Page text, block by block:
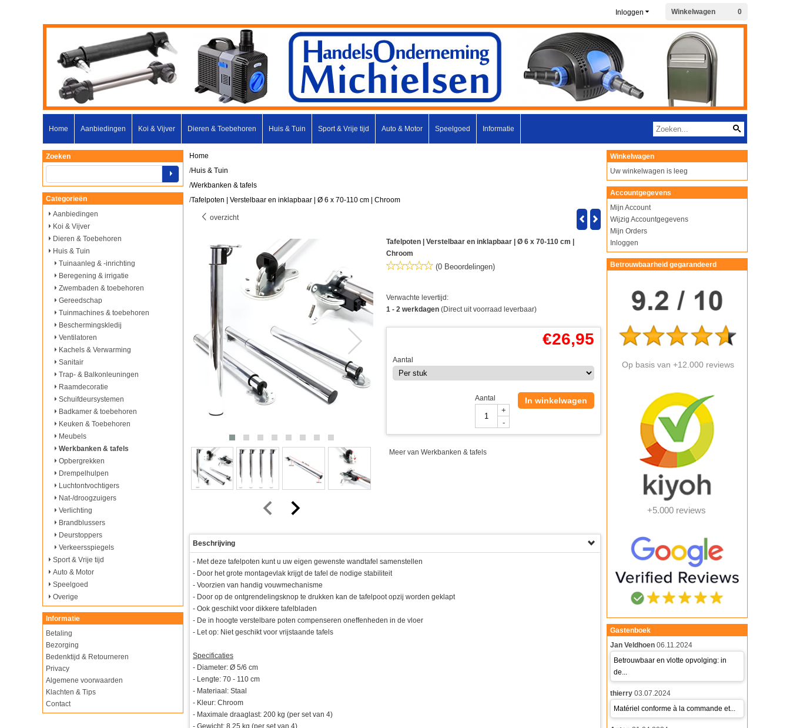
Winkelwagen 0
Inloggen
Home Aanbiedingen Koi & Vijver Dieren & Toebehoren Huis & Tuin Sport & Vrije tijd Auto & Motor Speelgoed Informatie
Zoeken
Categorieën
Aanbiedingen
Koi & Vijver
Dieren & Toebehoren
Huis & Tuin
Tuinaanleg & -inrichting
Beregening & irrigatie
Zwembaden & toebehoren
Gereedschap
Tuinmachines & toebehoren
Beschermingskledij
Ventilatoren
Kachels & Verwarming
Sanitair
Trap- & Balkonleuningen
Raamdecoratie
Schuifdeursystemen
Badkamer & toebehoren
Keuken & Toebehoren
Meubels
Werkbanken & tafels
Opbergrekken
Drempelhulpen
Luchtontvochtigers
Nat-/droogzuigers
Verlichting
Brandblussers
Deurstoppers
Verkeersspiegels
Sport & Vrije tijd
Auto & Motor
Speelgoed
Overige
Informatie
Betaling
Bezorging
Bedenktijd & Retourneren
Privacy
Algemene voorwaarden
Klachten & Tips
Contact
Home
/Huis & Tuin
/Werkbanken & tafels
/Tafelpoten | Verstelbaar en inklapbaar | Ø 6 x 70-110 cm | Chroom
overzicht
Tafelpoten | Verstelbaar en inklapbaar | Ø 6 x 70-110 cm |
Chroom
(0 Beoordelingen)
Verwachte levertijd:
1 - 2 werkdagen (Direct uit voorraad leverbaar)
€26,95
Aantal
Aantal
+
-
In winkelwagen
Meer van Werkbanken & tafels
Beschrijving
- Met deze tafelpoten kunt u uw eigen gewenste wandtafel samenstellen
- Door het grote montagevlak krijgt de tafel de nodige stabiliteit
- Voorzien van handig vouwmechanisme
- Door op de ontgrendelingsknop te drukken kan de tafelpoot opzij worden geklapt
- Ook geschikt voor dikkere tafelbladen
- De in hoogte verstelbare poten compenseren oneffenheden in de vloer
- Let op: Niet geschikt voor vrijstaande tafels
Specificaties
- Diameter: Ø 5/6 cm
- Lengte: 70 - 110 cm
- Materiaal: Staal
- Kleur: Chroom
- Maximale draaglast: 200 kg (per set van 4)
- Gewicht: 8,25 kg (per set van 4)
Winkelwagen
Uw winkelwagen is leeg
Accountgegevens
Mijn Account
Wijzig Accountgegevens
Mijn Orders
Inloggen
Betrouwbaarheid gegarandeerd
Op basis van +12.000 reviews
+5.000 reviews
Gastenboek
Jan Veldhoen 06.11.2024
Betrouwbaar en vlotte opvolging: in
de...
thierry 03.07.2024
Matériel conforme à la commande et...